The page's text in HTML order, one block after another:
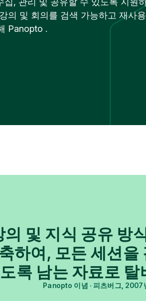
의 및 회의를 검색 가능하고 재사
Panopto .
및 지식 공유 방
하여, 모든 세션
록 남는 자료로
Panopto 이념 · 피츠버그, 2007